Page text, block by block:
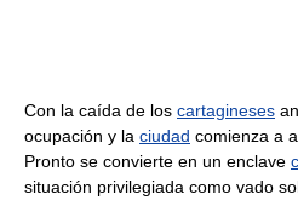
Con la caída de los cartagineses
ocupación y la ciudad comienza a
Pronto se convierte en un enclave
situación privilegiada como vado